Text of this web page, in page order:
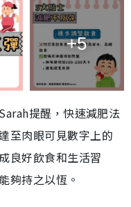
+5
提醒，快速減肥法
至肉眼可見數字上的
良好飲食和生活習
夠持之以恆。